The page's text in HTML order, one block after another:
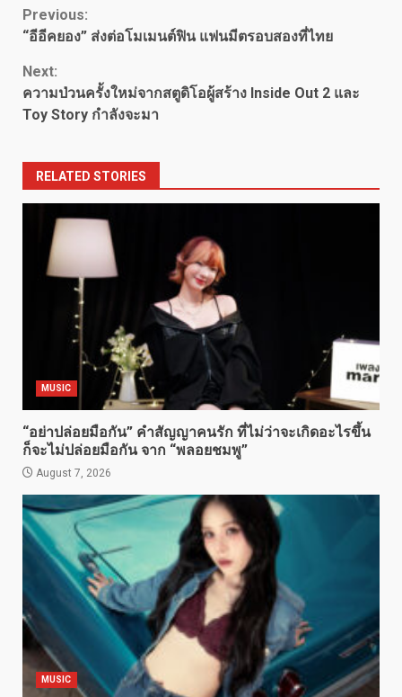
Continue
Previous:
“อีอีคยอง” ส่งต่อโมเมนต์ฟิน แฟนมีตรอบสองที่ไทย
Next:
ความป่วนครั้งใหม่จากสตูดิโอผู้สร้าง Inside Out 2 และ
Toy Story กำลังจะมา
RELATED STORIES
MUSIC
“อย่าปล่อยมือกัน” คำสัญญาคนรัก ที่ไม่ว่าจะเกิดอะไรขึ้น
ก็จะไม่ปล่อยมือกัน จาก “พลอยชมพู”
August 7, 2026
MUSIC